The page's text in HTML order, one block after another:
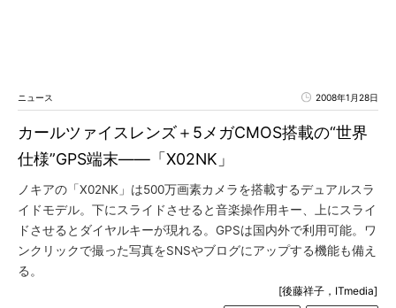
ニュース 2008年1月28日
カールツァイスレンズ＋5メガCMOS搭載の“世界
仕様”GPS端末――「X02NK」
ノキアの「X02NK」は500万画素カメラを搭載するデュアルスラ
イドモデル。下にスライドさせると音楽操作用キー、上にスライ
ドさせるとダイヤルキーが現れる。GPSは国内外で利用可能。ワ
ンクリックで撮った写真をSNSやブログにアップする機能も備え
る。
[後藤祥子，ITmedia]